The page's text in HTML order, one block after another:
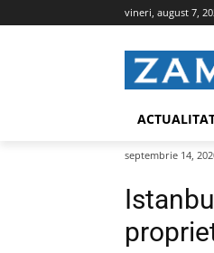
vineri, august 7,
septembrie 14,